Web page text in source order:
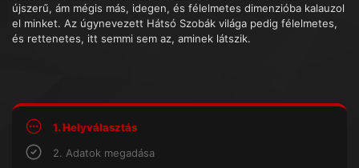
újszerű, ám mégis más, idegen, és félelmetes dimenzióba kalauzol
el minket. Az úgynevezett Hátsó Szobák világa pedig félelmetes,
és rettenetes, itt semmi sem az, aminek látszik.
1. Helyválasztás
2. Adatok megadása